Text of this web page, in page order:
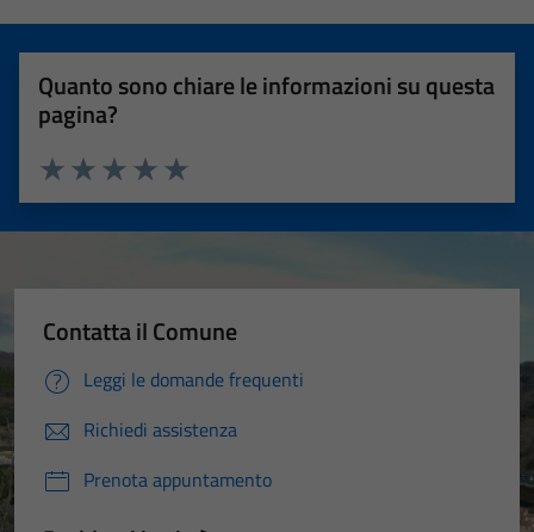
Quanto sono chiare le informazioni su questa
pagina?
Valuta 5 stelle su 5
Valuta 4 stelle su 5
Valuta 3 stelle su 5
Valuta 2 stelle su 5
Valuta 1 stelle su 5
Contatta il Comune
Leggi le domande frequenti
Richiedi assistenza
Prenota appuntamento